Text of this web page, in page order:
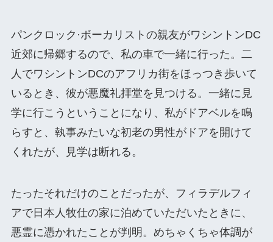
パンクロック·ボーカリストの親友がワシントンDC
近郊に帰郷するので、私の車で一緒に行った。二
人でワシントンDCのアフリカ街をほっつき歩いて
いるとき、彼が悪魔礼拝堂を見つける。一緒に見
学に行こうということになり、私がドアベルを鳴
らすと、執事みたいな初老の男性がドアを開けて
くれたが、見学は断れる。
たったそれだけのことだったが、フィラデルフィ
アで日本人牧仕の家に泊めていただいたときに、
悪霊に憑かれたことが判明。めちゃくちゃ体調が